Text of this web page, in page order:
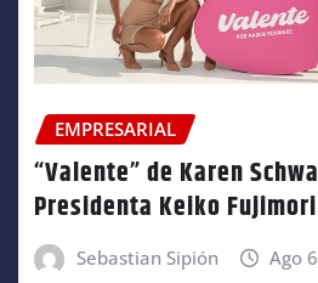
EMPRESARIAL
“Valente” de Karen
Presidenta Keiko
Sebastian Sipión Ago